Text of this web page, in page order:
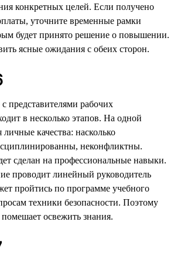
конкретных целей. Если получено
уточните временные рамки
будет принято решение о повышении.
ясные ожидания с обеих сторон.
представителями рабочих
в несколько этапов. На одной
качества: насколько
неконфликтны.
сделан на профессиональные навыки.
проводит линейный руководитель
пройтись по программе учебного
техники безопасности. Поэтому
освежить знания.